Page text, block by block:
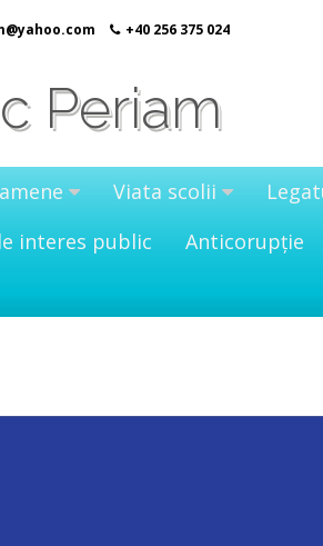
+40 256 375 024
Periam
Viata scolii
interes public Anticorupție